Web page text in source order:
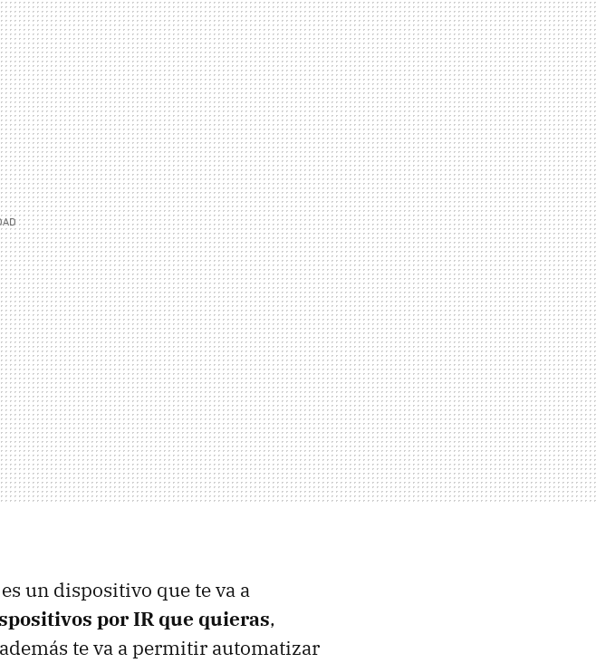
un dispositivo que te va a
por IR que quieras,
te va a permitir automatizar